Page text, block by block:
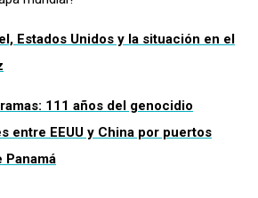
Estados Unidos y la situación en el
111 años del genocidio
entre EEUU y China por puertos
Panamá